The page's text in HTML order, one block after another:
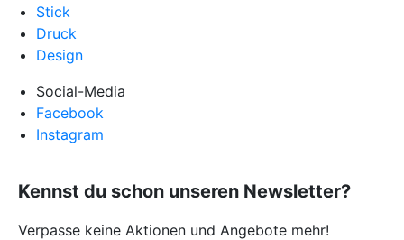
Stick
Druck
Design
Social-Media
Facebook
Instagram
Kennst du schon unseren Newsletter?
Verpasse keine Aktionen und Angebote mehr!